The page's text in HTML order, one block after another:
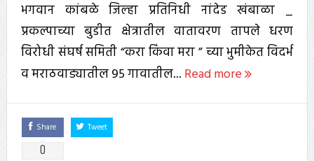
भगवान कांबळे जिल्हा प्रतिनिधी नांदेड खंबाळा _
प्रकल्पाच्या बुडीत क्षेत्रातील वातावरण तापले धरण
विरोधी संघर्ष समिती “करा किंवा मरा ” च्या भुमीकेत विदर्भ
व मराठवाड्यातील ९५ गावातील... Read more
Share
0
Tweet